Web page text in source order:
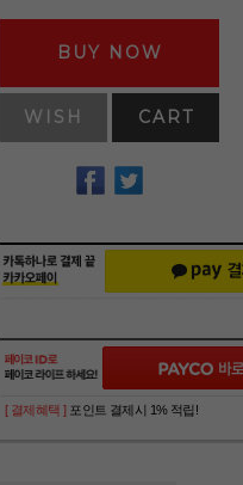
BUY NOW
WISH CART
[ 결제혜택 ] 포인트 결제시 1% 적립!